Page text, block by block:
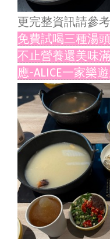
更完整資訊請參考
免費試喝三種湯
不止營養還美味
應-ALICE一家樂